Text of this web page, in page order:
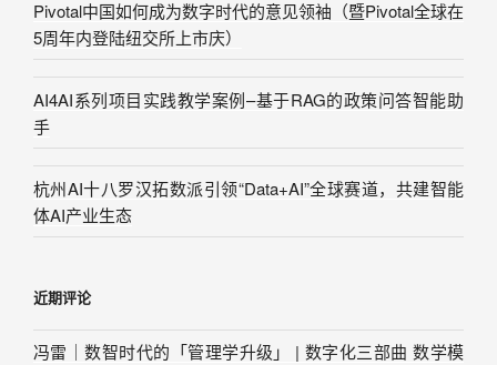
Pivotal中国如何成为数字时代的意见领袖（暨Pivotal全球在
5周年内登陆纽交所上市庆）
AI4AI系列项目实践教学案例–基于RAG的政策问答智能助
手
杭州AI十八罗汉拓数派引领“Data+AI”全球赛道，共建智能
体AI产业生态
近期评论
冯雷｜数智时代的「管理学升级」 | 数字化三部曲 数学模